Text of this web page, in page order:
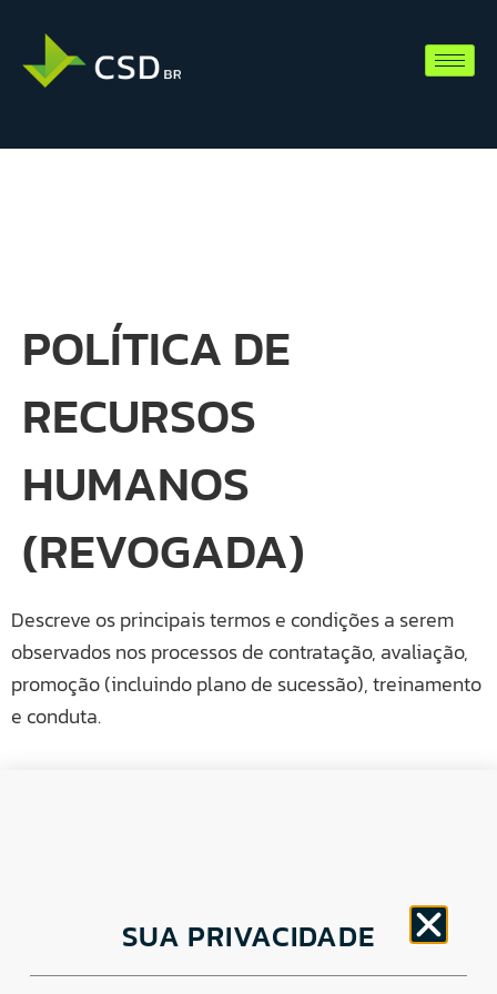
POLÍTICA DE
RECURSOS
HUMANOS
(REVOGADA)
Descreve os principais termos e condições a serem
observados nos processos de contratação, avaliação,
promoção (incluindo plano de sucessão), treinamento
e conduta.
Av. Brigadeiro Faria Lima, 1779 – 5oAndar Jardim
Paulistano, São Paulo/ SP – CEP: 01452-914
SUA PRIVACIDADE